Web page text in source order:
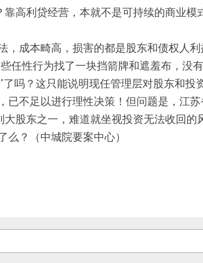
靠高利贷经营，本就不是可持续的商业模
，成本畸高，损害的都是股东和债权人
任性行为找了一块挡箭牌和遮羞布，没
了吗？这只能说明现任管理层对股东和
已不足以进行理性决策！但问题是，江
大股东之一，难道就坐视投资无法收回
么？（中城院要案中心）